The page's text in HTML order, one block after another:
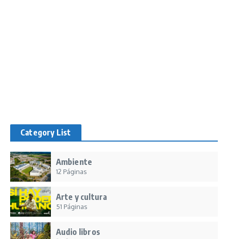
Category List
Ambiente
12 Páginas
Arte y cultura
51 Páginas
Audio libros